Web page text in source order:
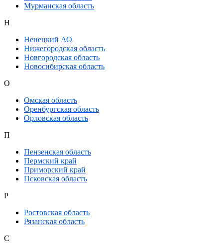
Мурманская область
Н
Ненецкий АО
Нижегородская область
Новгородская область
Новосибирская область
О
Омская область
Оренбургская область
Орловская область
П
Пензенская область
Пермский край
Приморский край
Псковская область
Р
Ростовская область
Рязанская область
С